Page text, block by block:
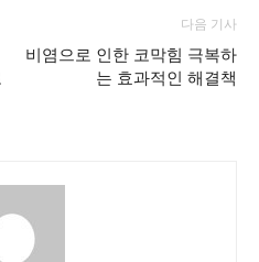
다음 기사
비염으로 인한 코막힘 극복하
는 효과적인 해결책